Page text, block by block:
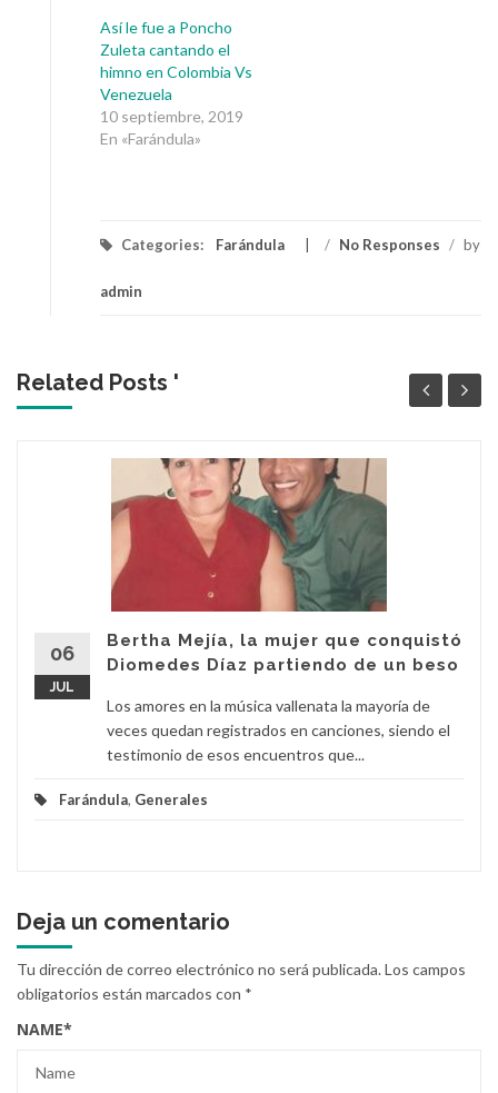
Así le fue a Poncho
Zuleta cantando el
himno en Colombia Vs
Venezuela
10 septiembre, 2019
En «Farándula»
Categories: Farándula / No Responses / by
admin
Related Posts '
06
JUL
Bertha Mejía, la mujer que conquistó
Diomedes Díaz partiendo de un beso
Los amores en la música vallenata la mayoría de
veces quedan registrados en canciones, siendo el
testimonio de esos encuentros que...
Farándula, Generales
Deja un comentario
Tu dirección de correo electrónico no será publicada.Los campos
obligatorios están marcados con *
NAME*